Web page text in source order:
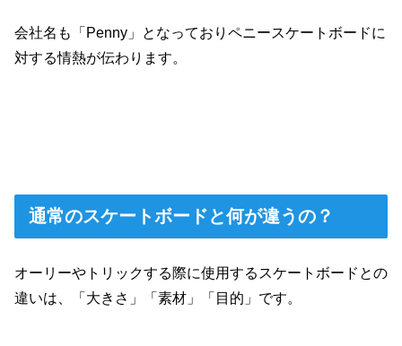
会社名も「Penny」となっておりペニースケートボードに
対する情熱が伝わります。
通常のスケートボードと何が違うの？
オーリーやトリックする際に使用するスケートボードとの
違いは、「大きさ」「素材」「目的」です。